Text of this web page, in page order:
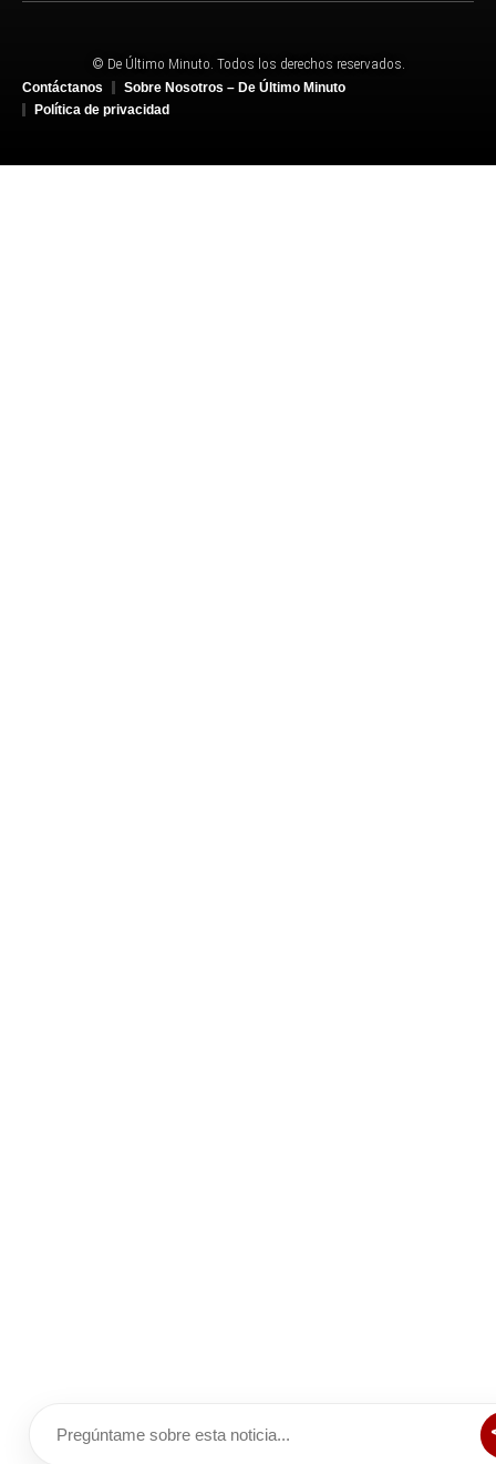
© De Último Minuto. Todos los derechos reservados.
Contáctanos
Sobre Nosotros – De Último Minuto
Política de privacidad